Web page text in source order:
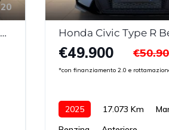
20
Nissan Qashqai 1.5 dci Business 115cv DCT My20 Honda Civic Type R
€49.900
*con finanziamento 2.0 e
2025 17.073 Km